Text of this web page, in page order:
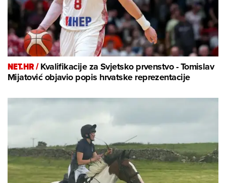
NET.HR /Kvalifikacije za Svjetsko prvenstvo - Tomislav
Mijatović objavio popis hrvatske reprezentacije